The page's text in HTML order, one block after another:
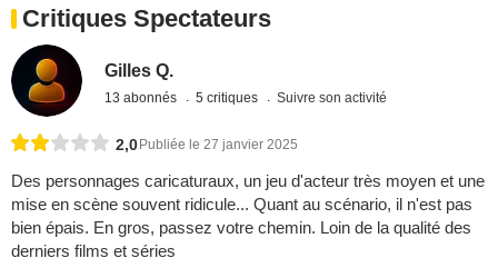
Critiques Spectateurs
Gilles Q.
13 abonnés 5 critiques Suivre son activité
2,0Publiée le 27 janvier 2025
Des personnages caricaturaux, un jeu d'acteur très moyen et une
mise en scène souvent ridicule... Quant au scénario, il n'est pas
bien épais. En gros, passez votre chemin. Loin de la qualité des
derniers films et séries